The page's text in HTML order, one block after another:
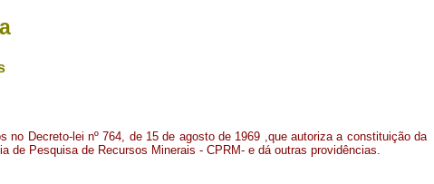
no Decreto-lei nº 764, de 15 de agosto de 1969 ,que autoriza a constituição da
de Pesquisa de Recursos Minerais - CPRM- e dá outras providências.